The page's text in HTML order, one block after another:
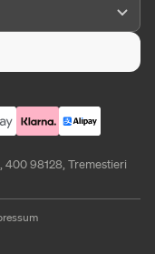
400 98128, Tremestieri